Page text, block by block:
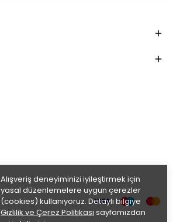
Alışveriş deneyiminizi iyileştirmek için
yasal düzenlemelere uygun çerezler
(cookies) kullanıyoruz. Detaylı bilgiye
Gizlilik ve Çerez Politikası sayfamızdan